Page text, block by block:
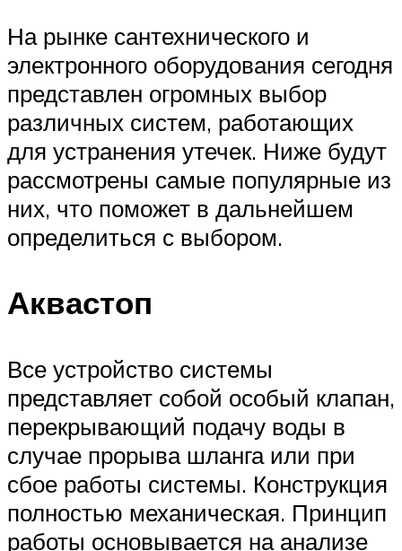
На рынке сантехнического и
электронного оборудования сегодня
представлен огромных выбор
различных систем, работающих
для устранения утечек. Ниже будут
рассмотрены самые популярные из
них, что поможет в дальнейшем
определиться с выбором.
Аквастоп
Все устройство системы
представляет собой особый клапан,
перекрывающий подачу воды в
случае прорыва шланга или при
сбое работы системы. Конструкция
полностью механическая. Принцип
работы основывается на анализе